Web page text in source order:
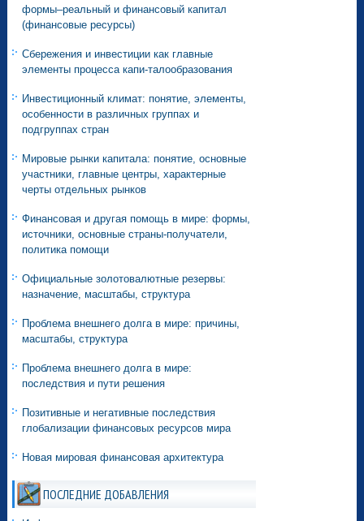
формы–реальный и финансовый капитал
(финансовые ресурсы)
Сбережения и инвестиции как главные
элементы процесса капи-талообразования
Инвестиционный климат: понятие, элементы,
особенности в различных группах и
подгруппах стран
Мировые рынки капитала: понятие, основные
участники, главные центры, характерные
черты отдельных рынков
Финансовая и другая помощь в мире: формы,
источники, основные страны-получатели,
политика помощи
Официальные золотовалютные резервы:
назначение, масштабы, структура
Проблема внешнего долга в мире: причины,
масштабы, структура
Проблема внешнего долга в мире:
последствия и пути решения
Позитивные и негативные последствия
глобализации финансовых ресурсов мира
Новая мировая финансовая архитектура
ПОСЛЕДНИЕ ДОБАВЛЕНИЯ